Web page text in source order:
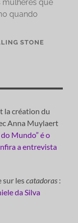
mulheres que
quando
STONE
la création du
Anna Muylaert
Mundo” é o
a entrevista
sur lescatadoras :
da Silva